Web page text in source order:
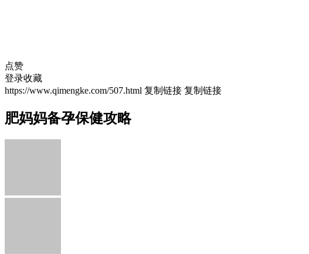
点赞
登录收藏
https://www.qimengke.com/507.html 复制链接 复制链接
肥妈妈备孕保健攻略